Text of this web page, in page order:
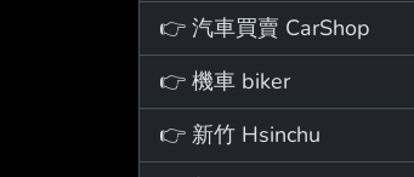
👉 汽車買賣 CarShop
👉 機車 biker
👉 新竹 Hsinchu